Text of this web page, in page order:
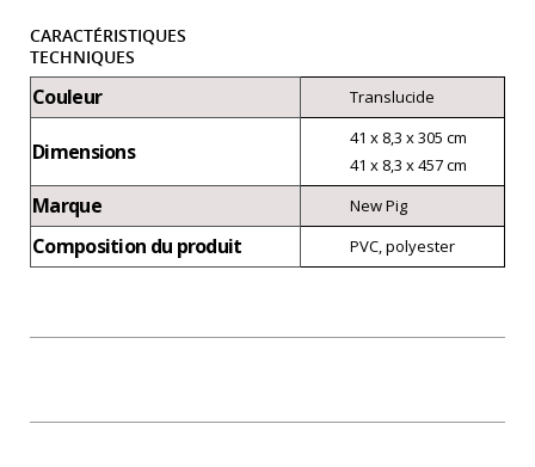
CARACTÉRISTIQUES
TECHNIQUES
Couleur Translucide
Dimensions
41 x 8,3 x 305 cm
41 x 8,3 x 457 cm
Marque New Pig
Composition du produit PVC, polyester